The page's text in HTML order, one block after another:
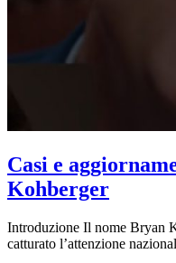
Casi e
Kohberger
Introduzione Il nome Bryan
catturato l’attenzione